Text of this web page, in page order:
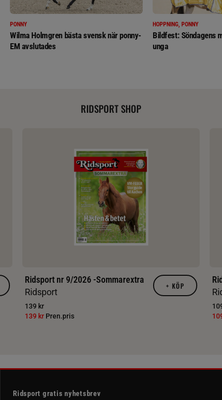
PONNY
Wilma Holmgren bästa svensk när ponny-
EM avslutades
HOPPNING, PONNY
Bildfest: Söndagens
unga
RIDSPORT SHOP
Ridsport nr 9/2026 -Sommarextra
Ridsport
139 kr
139 kr Pren.pris
+ KÖP
Ridsport gratis nyhetsbrev